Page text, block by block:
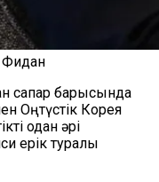
Фидан
сапар барысында
Оңтүстік Корея
одан әрі
ерік туралы